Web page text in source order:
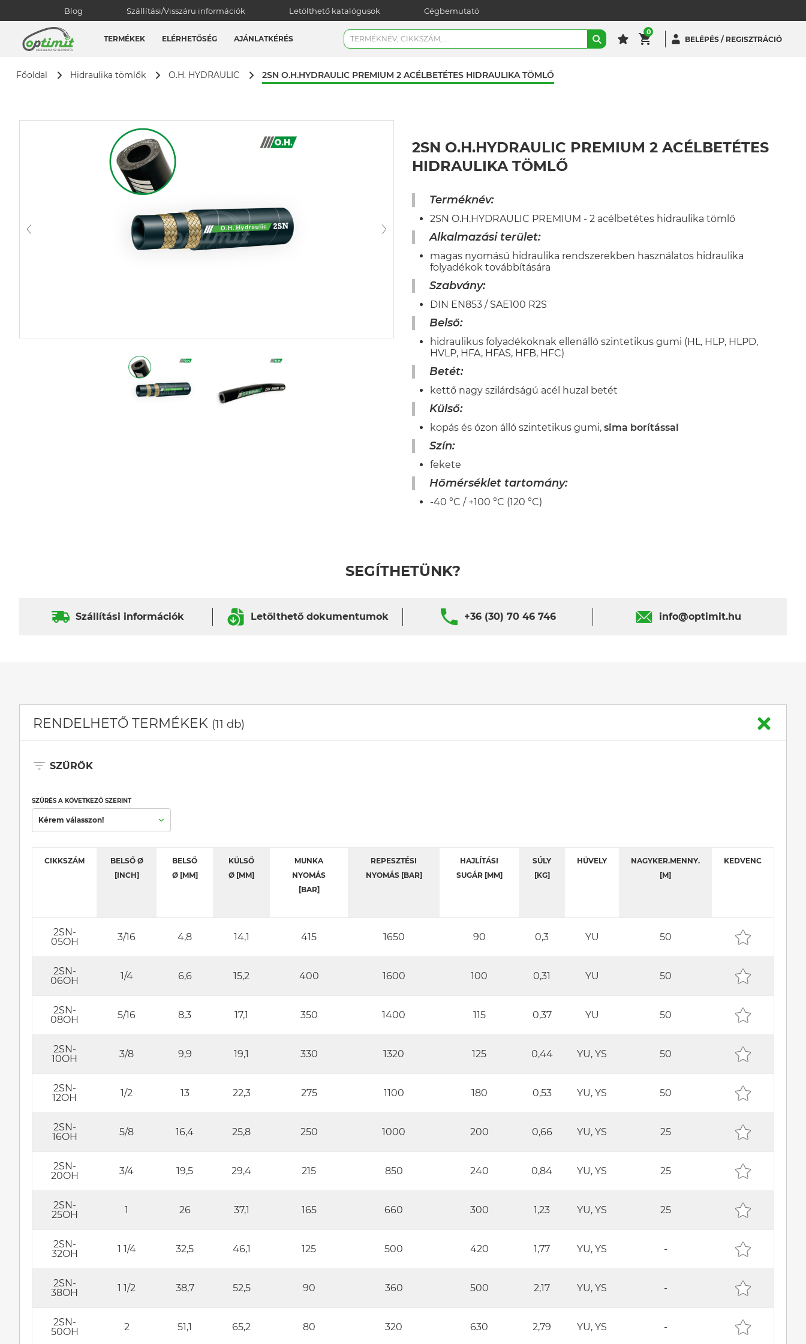
Blog Szállítási/Visszáru információk Letölthető katalógusok Cégbemutató
TERMÉKEK ELÉRHETŐSÉG AJÁNLATKÉRÉS
0
BELÉPÉS / REGISZTRÁCIÓ
Főoldal Hidraulika tömlők O.H. HYDRAULIC 2SN O.H.HYDRAULIC PREMIUM 2 ACÉLBETÉTES HIDRAULIKA TÖMLŐ
2SN O.H.HYDRAULIC PREMIUM 2 ACÉLBETÉTES
HIDRAULIKA TÖMLŐ
Terméknév:
2SN O.H.HYDRAULIC PREMIUM - 2 acélbetétes hidraulika tömlő
Alkalmazási terület:
magas nyomású hidraulika rendszerekben használatos hidraulika
folyadékok továbbítására
Szabvány:
DIN EN853 / SAE100 R2S
Belső:
hidraulikus folyadékoknak ellenálló szintetikus gumi (HL, HLP, HLPD,
HVLP, HFA, HFAS, HFB, HFC)
Betét:
kettő nagy szilárdságú acél huzal betét
Külső:
kopás és ózon álló szintetikus gumi, sima borítással
Szín:
fekete
Hőmérséklet tartomány:
-40 °C / +100 °C (120 °C)
SEGÍTHETÜNK?
Szállítási információk Letölthető dokumentumok +36 (30) 70 46 746 info@optimit.hu
RENDELHETŐ TERMÉKEK (11 db)
SZŰRŐK
SZŰRÉS A KÖVETKEZŐ SZERINT
Kérem válasszon!
CIKKSZÁM
BELSŐ Ø
[INCH]
BELSŐ
Ø [MM]
KÜLSŐ
Ø [MM]
MUNKA
NYOMÁS
[BAR]
REPESZTÉSI
NYOMÁS [BAR]
HAJLÍTÁSI
SUGÁR [MM]
SÚLY
[KG]
HÜVELY
NAGYKER.MENNY.
[M]
KEDVENC
2SN-
05OH
3/16 4,8 14,1 415 1650 90 0,3 YU 50
2SN-
06OH
1/4 6,6 15,2 400 1600 100 0,31 YU 50
2SN-
08OH
5/16 8,3 17,1 350 1400 115 0,37 YU 50
2SN-
10OH
3/8 9,9 19,1 330 1320 125 0,44 YU, YS 50
2SN-
12OH
1/2 13 22,3 275 1100 180 0,53 YU, YS 50
2SN-
16OH
5/8 16,4 25,8 250 1000 200 0,66 YU, YS 25
2SN-
20OH
3/4 19,5 29,4 215 850 240 0,84 YU, YS 25
2SN-
25OH
1 26 37,1 165 660 300 1,23 YU, YS 25
2SN-
32OH
1 1/4 32,5 46,1 125 500 420 1,77 YU, YS -
2SN-
38OH
1 1/2 38,7 52,5 90 360 500 2,17 YU, YS -
2SN-
50OH
2 51,1 65,2 80 320 630 2,79 YU, YS -